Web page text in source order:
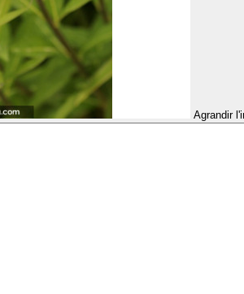
Agrandir